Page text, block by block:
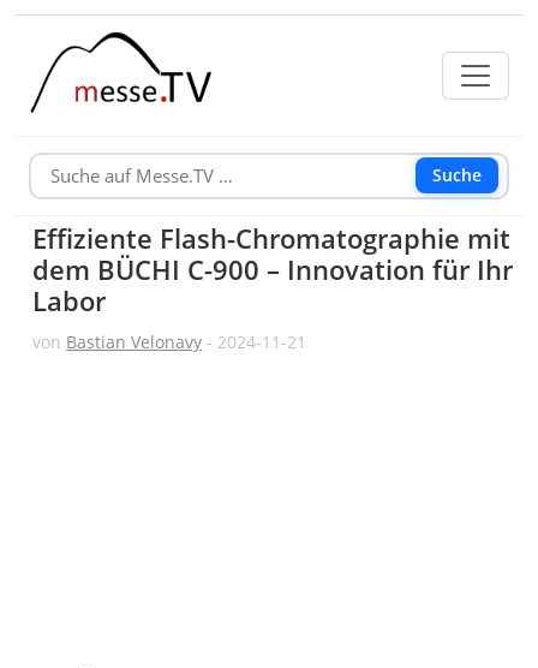
Suche
Effiziente Flash-Chromatographie mit
dem BÜCHI C-900 – Innovation für Ihr
Labor
von Bastian Velonavy - 2024-11-21